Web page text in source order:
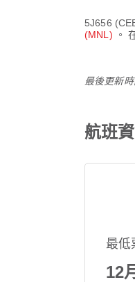
5J656 (
(MNL)
。
最後更新
航班
最低
12